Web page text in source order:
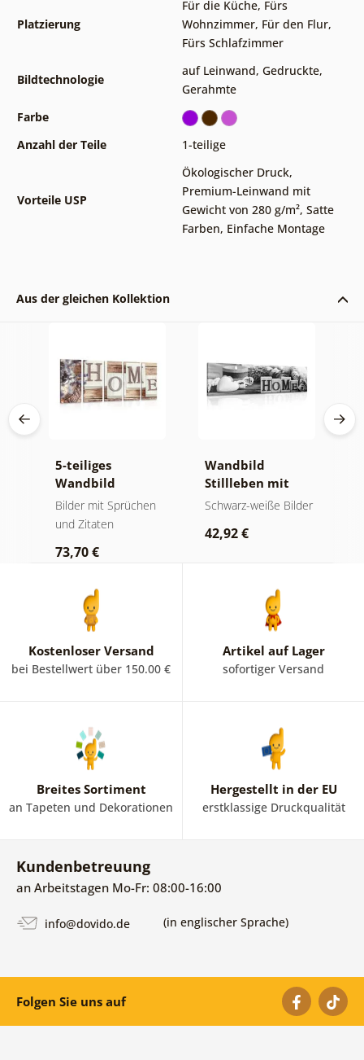
Platzierung
Für die Küche, Fürs
Wohnzimmer, Für den Flur,
Fürs Schlafzimmer
Bildtechnologie
auf Leinwand, Gedruckte,
Gerahmte
Farbe
Anzahl der Teile
1-teilige
Vorteile USP
Ökologischer Druck,
Premium-Leinwand mit
Gewicht von 280 g/m², Satte
Farben, Einfache Montage
Aus der gleichen Kollektion
5-teiliges
Wandbild
Buchstaben
Home
Bilder mit Sprüchen
und Zitaten
73,70 €
Wandbild
Stillleben mit
Aufschrift Home
Schwarz-weiße Bilder
42,92 €
Kostenloser Versand
bei Bestellwert über 150.00 €
Artikel auf Lager
sofortiger Versand
Breites Sortiment
an Tapeten und Dekorationen
Hergestellt in der EU
erstklassige Druckqualität
Kundenbetreuung
an Arbeitstagen Mo-Fr: 08:00-16:00
info@dovido.de (in englischer Sprache)
Folgen Sie uns auf